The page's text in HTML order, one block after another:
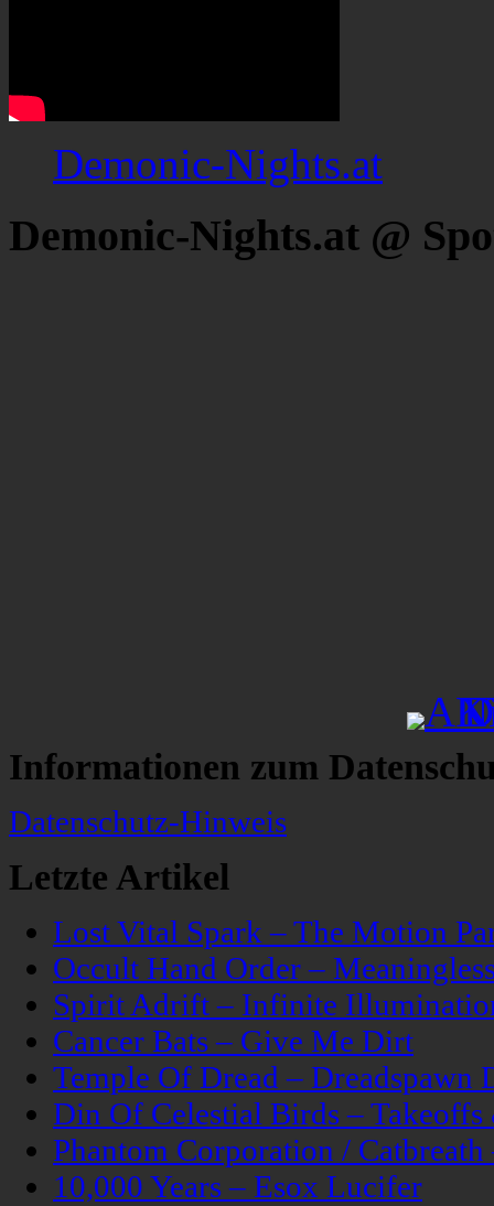
Demonic-Nights.at
Demonic-Nights.at @
Informationen zum
Datenschutz-Hinweis
Letzte Artikel
Lost Vital Spark – The Motion
Occult Hand Order –
Spirit Adrift – Infinite
Cancer Bats – Give Me Dirt
Temple Of Dread – Dreadspawn
Din Of Celestial Birds –
Phantom Corporation /
10,000 Years – Esox Lucifer